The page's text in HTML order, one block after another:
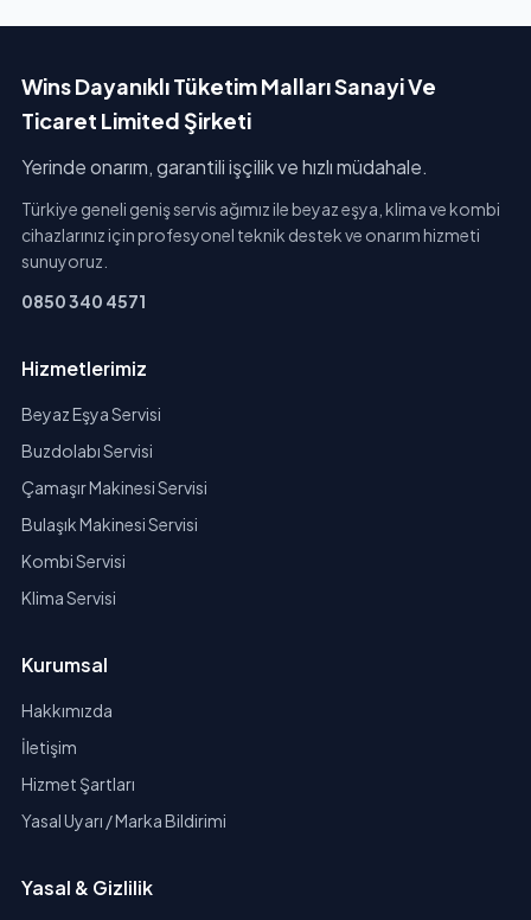
Wins Dayanıklı Tüketim Malları Sanayi Ve
Ticaret Limited Şirketi
Yerinde onarım, garantili işçilik ve hızlı müdahale.
Türkiye geneli geniş servis ağımız ile beyaz eşya, klima ve kombi
cihazlarınız için profesyonel teknik destek ve onarım hizmeti
sunuyoruz.
0850 340 4571
Hizmetlerimiz
Beyaz Eşya Servisi
Buzdolabı Servisi
Çamaşır Makinesi Servisi
Bulaşık Makinesi Servisi
Kombi Servisi
Klima Servisi
Kurumsal
Hakkımızda
İletişim
Hizmet Şartları
Yasal Uyarı / Marka Bildirimi
Yasal & Gizlilik